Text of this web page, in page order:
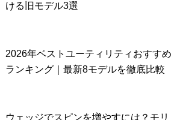
ける旧モデル3選
2026年ベストユーティリティおすすめ
ランキング｜最新8モデルを徹底比較
ウェッジでスピンを増やすには？モリ